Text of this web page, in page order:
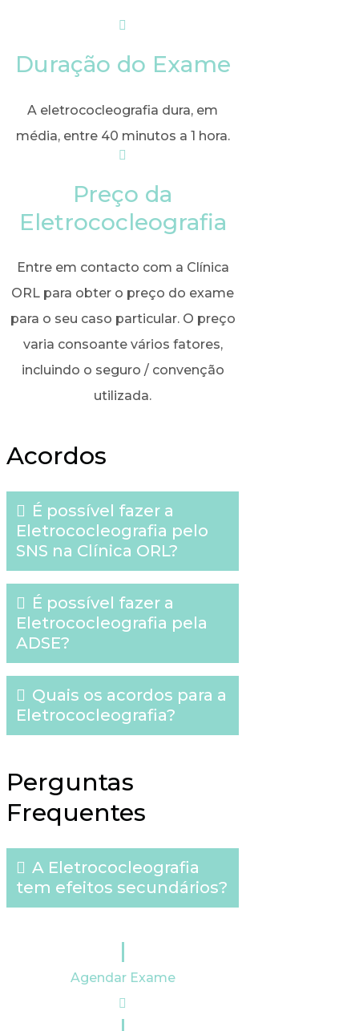
Duração do Exame
A eletrococleografia dura, em
média, entre 40 minutos a 1 hora.
Preço da
Eletrococleografia
Entre em contacto com a Clínica
ORL para obter o preço do exame
para o seu caso particular. O preço
varia consoante vários fatores,
incluindo o seguro / convenção
utilizada.
Acordos
É possível fazer a
Eletrococleografia pelo
SNS na Clínica ORL?
É possível fazer a
Eletrococleografia pela
ADSE?
Quais os acordos para a
Eletrococleografia?
Perguntas
Frequentes
A Eletrococleografia
tem efeitos secundários?
Agendar Exame